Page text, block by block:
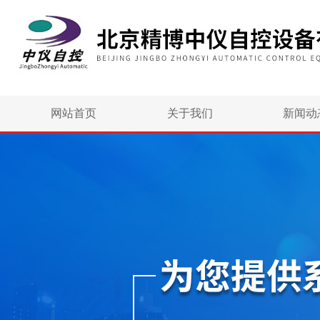
网站首页 关于我们 新闻动